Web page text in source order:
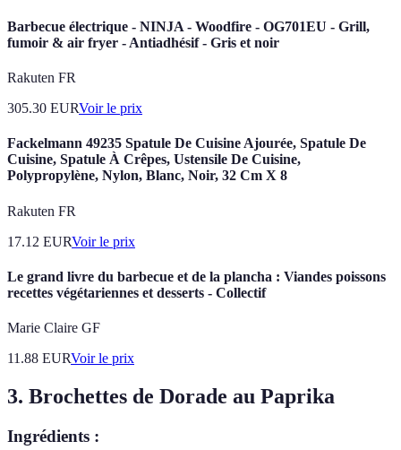
Barbecue électrique - NINJA - Woodfire - OG701EU - Grill,
fumoir & air fryer - Antiadhésif - Gris et noir
Rakuten FR
305.30 EURVoir le prix
Fackelmann 49235 Spatule De Cuisine Ajourée, Spatule De
Cuisine, Spatule À Crêpes, Ustensile De Cuisine,
Polypropylène, Nylon, Blanc, Noir, 32 Cm X 8
Rakuten FR
17.12 EURVoir le prix
Le grand livre du barbecue et de la plancha : Viandes poissons
recettes végétariennes et desserts - Collectif
Marie Claire GF
11.88 EURVoir le prix
3. Brochettes de Dorade au Paprika
Ingrédients :